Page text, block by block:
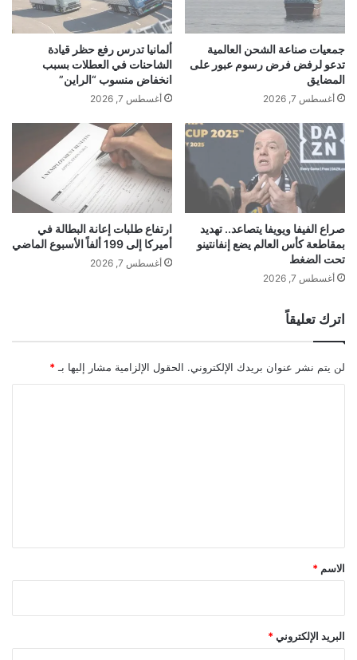
س
ا
ر
ا
ع
ق
ا
ر
ب
م
ر
و
ل
و
ت
م
ا
ئ
ز
أ
ف
ض
ل
ب
ي
ر
ة
ت
م
ي
ل
ل
ح
جمعيات صناعة الشحن العالمية
تدعو لرفض فرض رسوم عبور على
المضايق
أغسطس 7, 2026
ألمانيا تدرس رفع حظر قيادة
الشاحنات في العطلات بسبب
انخفاض منسوب “الراين”
أغسطس 7, 2026
صراع الفيفا ويويفا يتصاعد.. تهديد
بمقاطعة كأس العالم يضع إنفانتينو
تحت الضغط
أغسطس 7, 2026
ارتفاع طلبات إعانة البطالة في
أميركا إلى 199 ألفاً الأسبوع الماضي
أغسطس 7, 2026
اترك تعليقاً
لن يتم نشر عنوان بريدك الإلكتروني. الحقول الإلزامية مشار إليها بـ*
*
الاسم *
البريد الإلكتروني*